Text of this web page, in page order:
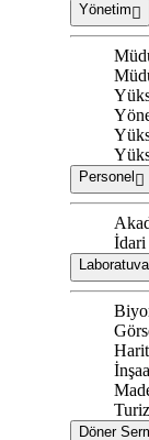
Yönetim
Personel
İdari
Döner